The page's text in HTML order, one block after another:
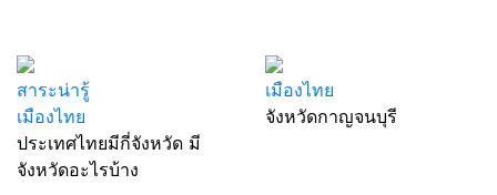
สาระน่ารู้
เมืองไทย
ประเทศไทยมีกี่จังหวัด มี
จังหวัดอะไรบ้าง
เมืองไทย
จังหวัดกาญจนบุรี